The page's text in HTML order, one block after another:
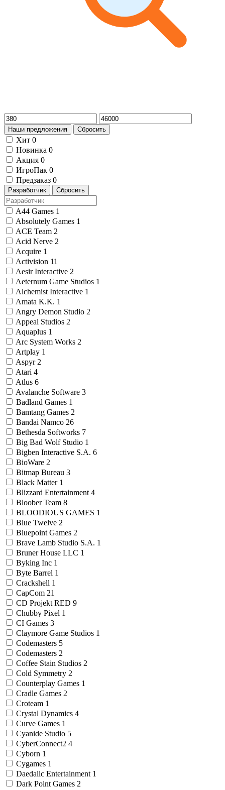
Наши предложения Сбросить
Хит 0
Новинка 0
Акция 0
ИгроПак 0
Предзаказ 0
Разработчик Сбросить
A44 Games 1
Absolutely Games 1
ACE Team 2
Acid Nerve 2
Acquire 1
Activision 11
Aesir Interactive 2
Aeternum Game Studios 1
Alchemist Interactive 1
Amata K.K. 1
Angry Demon Studio 2
Appeal Studios 2
Aquaplus 1
Arc System Works 2
Artplay 1
Aspyr 2
Atari 4
Atlus 6
Avalanche Software 3
Badland Games 1
Bamtang Games 2
Bandai Namco 26
Bethesda Softworks 7
Big Bad Wolf Studio 1
Bigben Interactive S.A. 6
BioWare 2
Bitmap Bureau 3
Black Matter 1
Blizzard Entertainment 4
Bloober Team 8
BLOODIOUS GAMES 1
Blue Twelve 2
Bluepoint Games 2
Brave Lamb Studio S.A. 1
Bruner House LLC 1
Byking Inc 1
Byte Barrel 1
Crackshell 1
CapCom 21
CD Projekt RED 9
Chubby Pixel 1
CI Games 3
Claymore Game Studios 1
Codemasters 5
Codemasters 2
Coffee Stain Studios 2
Cold Symmetry 2
Counterplay Games 1
Cradle Games 2
Croteam 1
Crystal Dynamics 4
Curve Games 1
Cyanide Studio 5
CyberConnect2 4
Cyborn 1
Cygames 1
Daedalic Entertainment 1
Dark Point Games 2